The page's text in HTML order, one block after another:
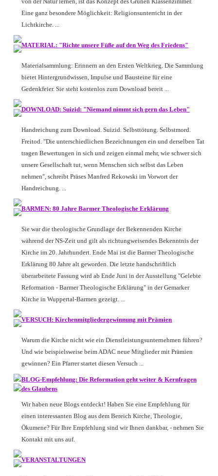
Eine ganz besondere Möglichkeit: Religionsunterricht in der
Lichtkirche. ...
MATERIAL: "Richte unsere Füße auf den Weg des Friedens"
Materialsammlung: Erinnern an den Ersten Weltkrieg. Die Sammlung
bietet Hintergrundwissen, Impulse und Bausteine für eine
Gedenkfeier. Sie steht kostenlos zum Download bereit ...
DOWNLOAD: Suizid: "Niemand nimmt sich gern das Leben"
Handreichung zum Download. Suizid. Selbsttötung. Selbstmord.
Freitod. "Die unterschiedlichen Bezeichnungen ein und derselben Tat
tragen Bewertungen in sich und zeigen einmal mehr, wie schwer sich
unsere Gesellschaft tut, wenn Menschen sich selbst das Leben
nehmen", schreibt Präses Manfred Rekowski im Vorwort der
Handreichung. ...
BARMEN: 80 Jahre Barmer Theologische Erklärung
Sie war die theologische Grundlage der Bekennenden Kirche
während der NS-Zeit und gilt als richtungweisendes Bekenntnis der
Kirche im 20. Jahrhundert. Ende Mai ist die Barmer Theologische
Erklärung 80 Jahre alt geworden. Die letzte handschriftlich
überarbeitete Fassung wird ab Ende Juni in der Ausstellung "Gelebte
Reformation - Barmer Theologische Erklärung" in der Gemarker
Kirche in Wuppertal-Barmen gezeigt. ...
VERSUCH: Kirchenmitgliedergewinnung mit Prämien
Warum die Kirche nicht wie ein Dienstleistungsunternehmen führen?
Und wie beispielsweise beim ADAC neue Mitglieder mit Prämien
gewinnen? Ein Pfarrer startet diesen Versuch ...
BLOG-Empfehlung: Die Reformation geht weiter & Kernfragen
des Glaubens
Wir haben neue Blogs entdeckt! Haben Sie eine Empfehlung für
einen interessanten Blog aus dem Bereich Kirche, Theologie,
Ökumene? Für Ihre Empfehlung sind wir Ihnen dankbar, - nehmen Sie
Kontakt mit uns auf.
VERANSTALTUNGEN